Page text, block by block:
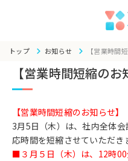
トップ お知らせ 【営業時間
【営業時間短縮のお
【営業時間短縮のお知らせ】
3月5日（木）は、社内全体
応時間を短縮させていただき
■３月５日（木）は、12時